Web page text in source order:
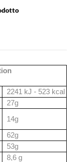
2241 kJ - 523 kcal
27g
14g
62g
53g
8,6 g